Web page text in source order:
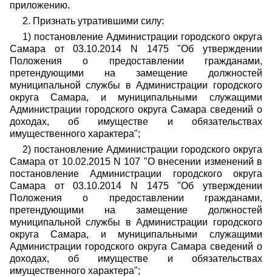
приложению.
2. Признать утратившими силу:
1) постановление Администрации городского округа
Самара от 03.10.2014 N 1475 "Об утверждении
Положения о предоставлении гражданами,
претендующими на замещение должностей
муниципальной службы в Администрации городского
округа Самара, и муниципальными служащими
Администрации городского округа Самара сведений о
доходах, об имуществе и обязательствах
имущественного характера";
2) постановление Администрации городского округа
Самара от 10.02.2015 N 107 "О внесении изменений в
постановление Администрации городского округа
Самара от 03.10.2014 N 1475 "Об утверждении
Положения о предоставлении гражданами,
претендующими на замещение должностей
муниципальной службы в Администрации городского
округа Самара, и муниципальными служащими
Администрации городского округа Самара сведений о
доходах, об имуществе и обязательствах
имущественного характера";